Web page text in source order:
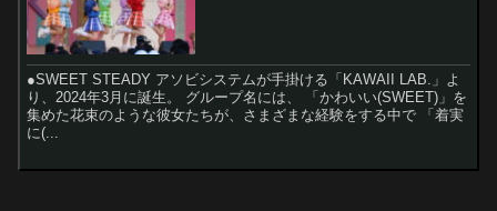
●SWEET STEADY アソビシステムが手掛ける「KAWAII LAB.」よ
り、2024年3月に誕生。 グループ名には、 「かわいい(SWEET)」を
集めた花束のような彼女たちが、さまざまな経験をする中で 「着実
に(...